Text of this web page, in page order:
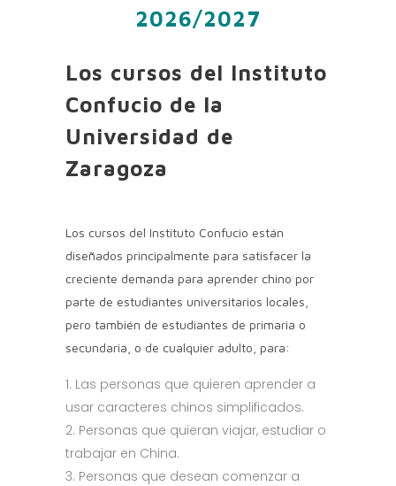
2026/2027
Los cursos del Instituto
Confucio de la
Universidad de
Zaragoza
Los cursos del Instituto Confucio están
diseñados principalmente para satisfacer la
creciente demanda para aprender chino por
parte de estudiantes universitarios locales,
pero también de estudiantes de primaria o
secundaria, o de cualquier adulto, para:
Las personas que quieren aprender a
usar caracteres chinos simplificados.
Personas que quieran viajar, estudiar o
trabajar en China.
Personas que desean comenzar a